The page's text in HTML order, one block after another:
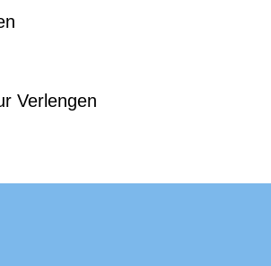
Verlengen